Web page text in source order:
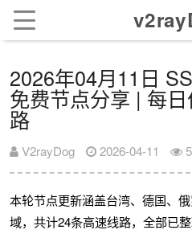
2026年04月11日
免费节点分享 | 每
路
V2rayDog 2026-04-11
本轮节点更新涵盖台湾、德国、
域，共计24条高速线路，全部已